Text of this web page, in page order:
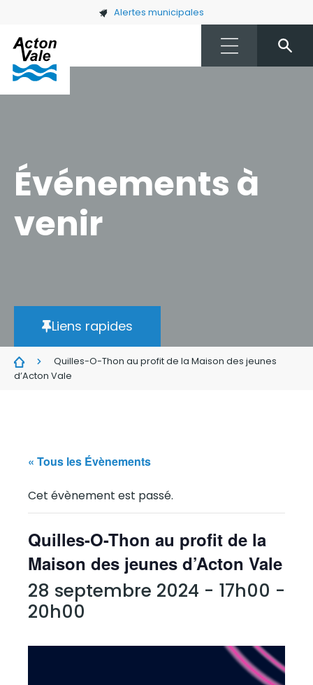
Skip to main content Alertes municipales
Événements à
venir
Liens rapides
Quilles-O-Thon au profit de la Maison des jeunes
d’Acton Vale
« Tous les Évènements
Cet évènement est passé.
Quilles-O-Thon au profit de la
Maison des jeunes d’Acton Vale
28 septembre 2024 - 17h00 -
20h00